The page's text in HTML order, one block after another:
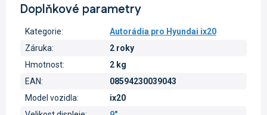
Doplňkové parametry
Kategorie:
Autorádia pro Hyundai ix20
Záruka:
2 roky
Hmotnost:
2 kg
EAN:
08594230039043
Model vozidla:
ix20